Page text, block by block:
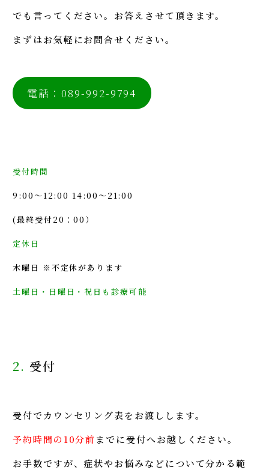
でも言ってください。お答えさせて頂きます。
まずはお気軽にお問合せください。
電話：089-992-9794
受付時間
9:00～12:00 14:00～21:00
(最終受付20：00）
定休日
木曜日 ※不定休があります
土曜日・日曜日・祝日も診療可能
2. 受付
受付でカウンセリング表をお渡しします。
予約時間の10分前までに受付へお越しください。
お手数ですが、症状やお悩みなどについて分かる範